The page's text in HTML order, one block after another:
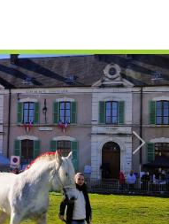
Next